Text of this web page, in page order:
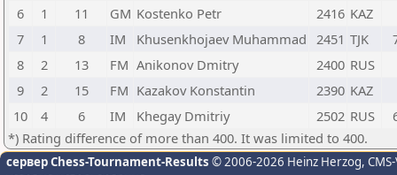
6
1 11 GM Kostenko Petr 2416 KAZ
7
1 8 IM Khusenkhojaev Muhammad 2451 TJK
8
2 13 FM Anikonov Dmitry 2400 RUS
9
2 15 FM Kazakov Konstantin 2390 KAZ
10
4 6 IM Khegay Dmitriy 2502 RUS
*) Rating difference of more than 400. It was limited to 400.
сервер Chess-Tournament-Results © 2006-2026 Heinz Herzog,